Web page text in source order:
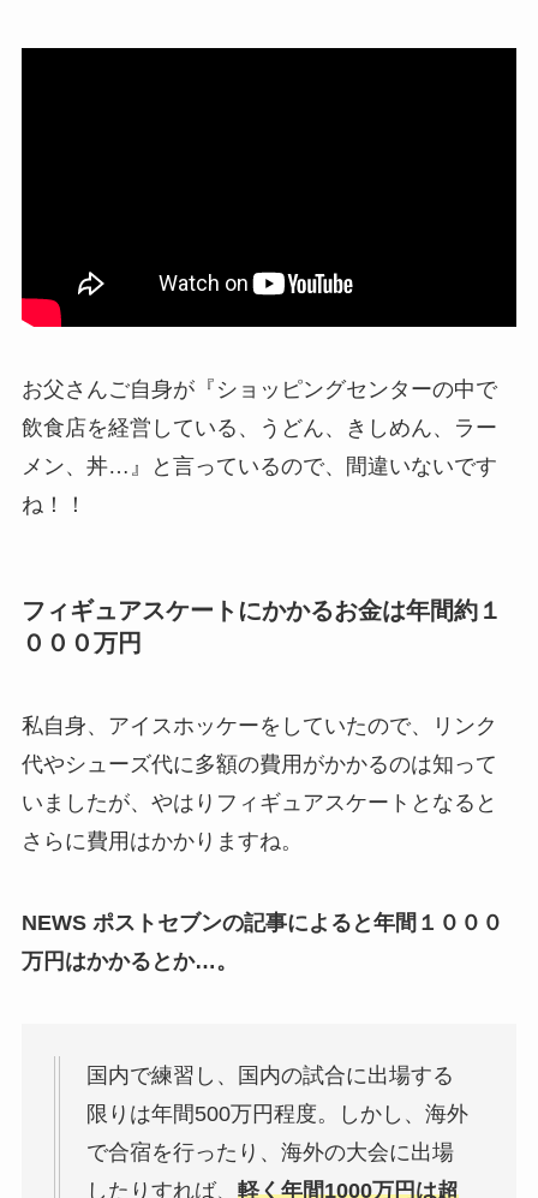
お父さんご自身が『ショッピングセンターの中で
飲食店を経営している、うどん、きしめん、ラー
メン、丼…』と言っているので、間違いないです
ね！！
フィギュアスケートにかかるお金は年間約１
０００万円
私自身、アイスホッケーをしていたので、リンク
代やシューズ代に多額の費用がかかるのは知って
いましたが、やはりフィギュアスケートとなると
さらに費用はかかりますね。
NEWS ポストセブンの記事によると年間１０００
万円はかかるとか…。
国内で練習し、国内の試合に出場する
限りは年間500万円程度。しかし、海外
で合宿を行ったり、海外の大会に出場
したりすれば、 軽く年間1000万円は超